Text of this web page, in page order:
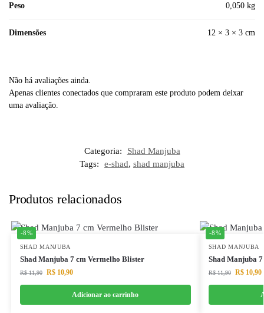
Peso 0,050 kg
Dimensões 12 × 3 × 3 cm
Não há avaliações ainda.
Apenas clientes conectados que compraram este produto podem deixar
uma avaliação.
Categoria:
Shad Manjuba
Tags:
e-shad, shad manjuba
Produtos relacionados
-8%
SHAD MANJUBA
Shad Manjuba 7 cm Vermelho Blister
R$11,90 R$10,90
Adicionar ao carrinho
-8%
SHAD MANJUBA
Shad Manjuba
R$11,90 R$10,90